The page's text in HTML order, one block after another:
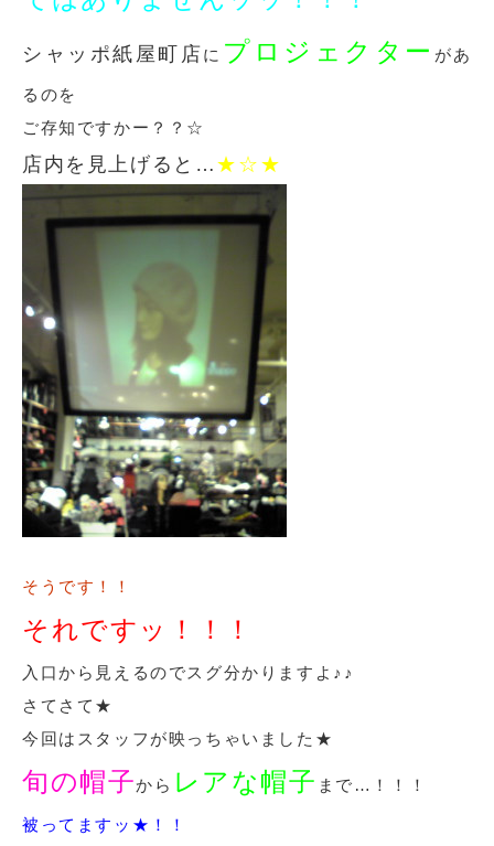
シャッポ紙屋町店に プロジェクター があ
るのを
ご存知ですかー？？☆
店内を見上げると… ★☆★
そうです！！
それですッ！！！
入口から見えるのでスグ分かりますよ♪♪
さてさて★
今回はスタッフが映っちゃいました★
旬の帽子から レアな帽子 まで…！！！
被ってますッ★！！